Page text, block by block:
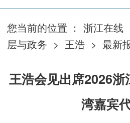
您当前的位置 ： 浙江在线
层与政务 > 王浩 > 最新
王浩会见出席2026浙
湾嘉宾